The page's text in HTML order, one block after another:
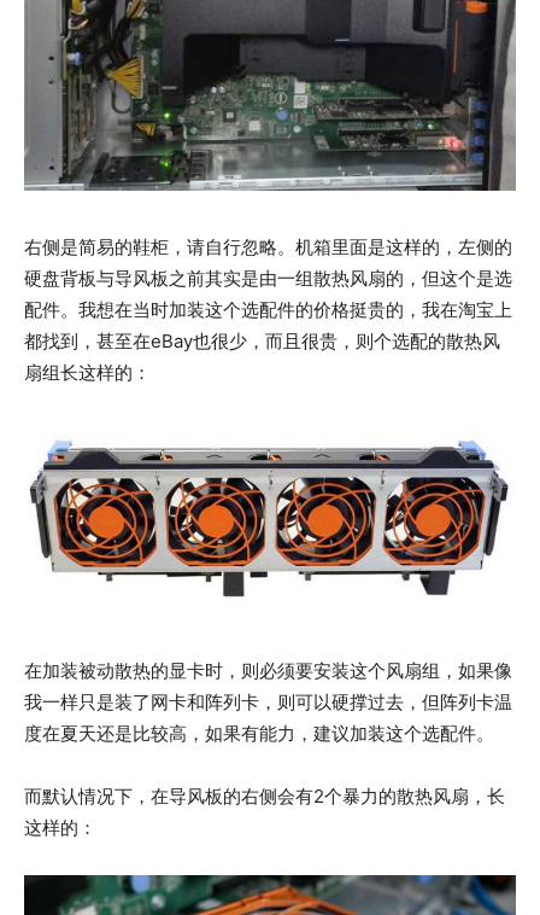
右侧是简易的鞋柜，请自行忽略。机箱里面是这样的，左侧的
硬盘背板与导风板之前其实是由一组散热风扇的，但这个是选
配件。我想在当时加装这个选配件的价格挺贵的，我在淘宝上
都找到，甚至在eBay也很少，而且很贵，则个选配的散热风
扇组长这样的：
在加装被动散热的显卡时，则必须要安装这个风扇组，如果像
我一样只是装了网卡和阵列卡，则可以硬撑过去，但阵列卡温
度在夏天还是比较高，如果有能力，建议加装这个选配件。
而默认情况下，在导风板的右侧会有2个暴力的散热风扇，长
这样的：